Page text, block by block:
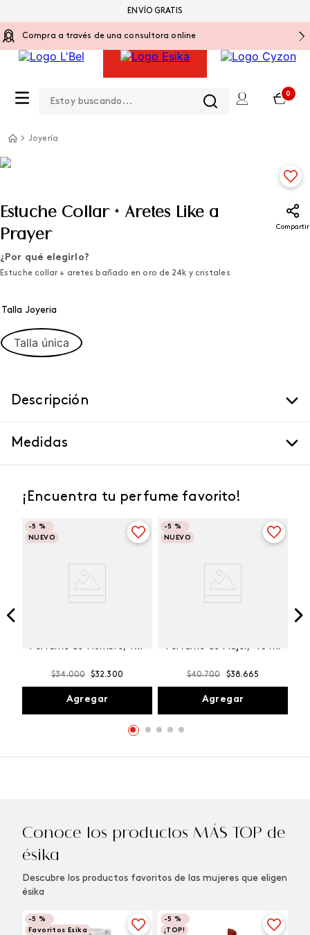
Compra a través de una consultora online
0
ENVÍO GRATIS
Joyería
Estuche Collar + Aretes Like a
Prayer
Compartir
¿Por qué elegirlo?
Estuche collar + aretes bañado en oro de 24k y cristales
Talla Joyeria
Talla única
Descripción
Medidas
¡Encuentra tu perfume favorito!
-5 %
NUEVO
Perfume de Hombre, 100
$34.000 $32.300
Agregar
-5 %
NUEVO
Perfume de Mujer, 45 ml
$40.700 $38.665
Agregar
Conoce los productos MÁS TOP de
ésika
Descubre los productos favoritos de las mujeres que eligen
ésika
-5 %
Favoritos Esika
-5 %
¡TOP!